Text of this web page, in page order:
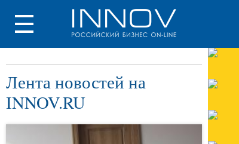
Лента новостей на
INNOV.RU